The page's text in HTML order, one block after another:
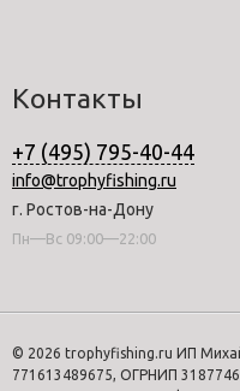
Контакты
+7 (495) 795-40-44
info@trophyfishing.ru
г. Ростов-на-Дону
Пн—Вс 09:00—22:00
© 2026 trophyfishing.ru ИП
771613489675, ОГРНИП